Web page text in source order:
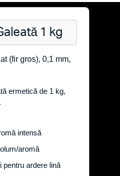
1 kg
(fir gros), 0,1 mm,
ermetică de 1 kg,
intensă
aromă
pentru ardere lină